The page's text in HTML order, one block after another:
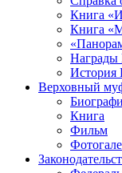
Книга
Книга
История
Верховный
Книга
Фильм